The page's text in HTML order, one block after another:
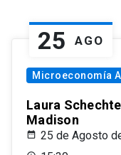
25 AGO
Microeconomía
Laura
Madison
25 de Agosto